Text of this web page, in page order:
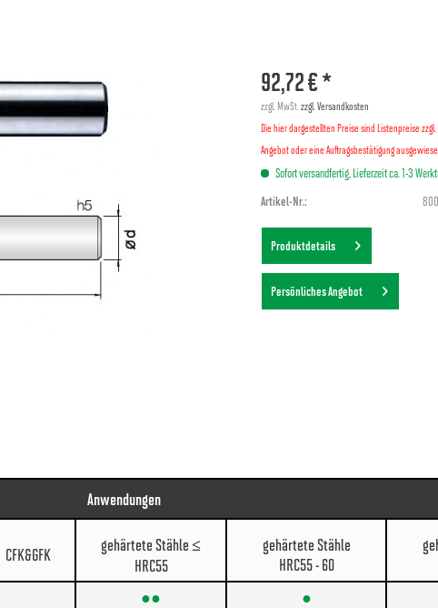
92,72 € *
zzgl. MwSt.zzgl. Versandkosten
Die hier dargestellten Preise sind Listenpreise
Angebot oder eine Auftragsbestätigung
Sofort versandfertig, Lieferzeit ca. 1-3
Artikel-Nr.:
Produktdetails
Persönliches Angebot
Anwendungen
CFK&GFK
gehärtete Stähle ≤
HRC55
gehärtete Stähle
HRC55 - 60
●● ●